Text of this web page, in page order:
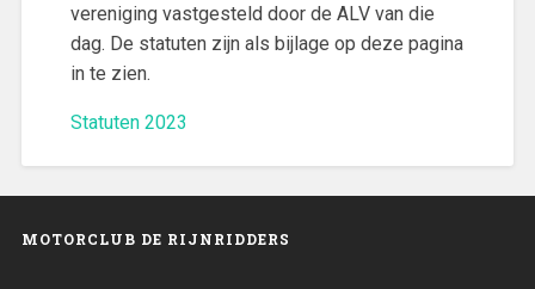
vereniging vastgesteld door de ALV van die
dag. De statuten zijn als bijlage op deze pagina
in te zien.
Statuten 2023
MOTORCLUB DE RIJNRIDDERS